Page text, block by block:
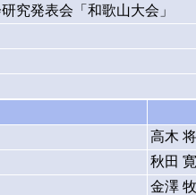
究発表会「和歌山大会」
高木
秋田
金澤